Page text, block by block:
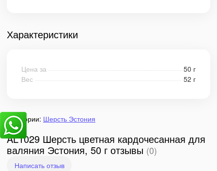
Характеристики
Цена за
50 г
Вес
52 г
Категории: Шерсть Эстония
AL1029 Шерсть цветная кардочесанная для
валяния Эстония, 50 г отзывы (0)
Написать отзыв